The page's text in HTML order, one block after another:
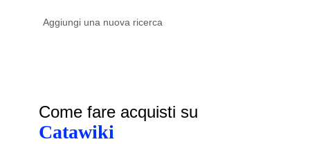
Come fare acquisti su
Catawiki